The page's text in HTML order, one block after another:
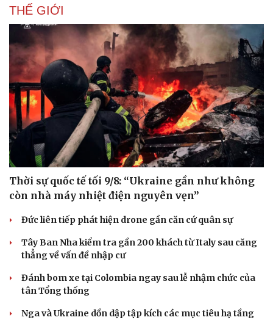
Du lịch
Tư vấn
Săn Tour
Podcast
Câu chuyện thời sự
Kể chuyện cho bé
THẾ GIỚI
Thời sự quốc tế tối 9/8: “Ukraine gần như không
còn nhà máy nhiệt điện nguyên vẹn”
Đức liên tiếp phát hiện drone gần căn cứ quân sự
Tây Ban Nha kiểm tra gần 200 khách từ Italy sau căng
thẳng về vấn đề nhập cư
Đánh bom xe tại Colombia ngay sau lễ nhậm chức của
tân Tổng thống
Nga và Ukraine dồn dập tập kích các mục tiêu hạ tầng